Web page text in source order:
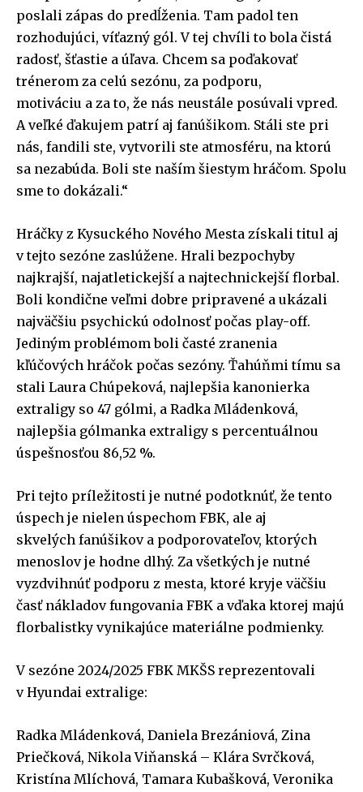
poslali zápas do predĺženia. Tam padol ten
rozhodujúci, víťazný gól. V tej chvíli to bola čistá
radosť, šťastie a úľava. Chcem sa poďakovať
trénerom za celú sezónu, za podporu,
motiváciu a za to, že nás neustále posúvali vpred.
A veľké ďakujem patrí aj fanúšikom. Stáli ste pri
nás, fandili ste, vytvorili ste atmosféru, na ktorú
sa nezabúda. Boli ste naším šiestym hráčom. Spolu
sme to dokázali.“
Hráčky z Kysuckého Nového Mesta získali titul aj
v tejto sezóne zaslúžene. Hrali bezpochyby
najkrajší, najatletickejší a najtechnickejší florbal.
Boli kondične veľmi dobre pripravené a ukázali
najväčšiu psychickú odolnosť počas play-off.
Jediným problémom boli časté zranenia
kľúčových hráčok počas sezóny. Ťahúňmi tímu sa
stali Laura Chúpeková, najlepšia kanonierka
extraligy so 47 gólmi, a Radka Mládenková,
najlepšia gólmanka extraligy s percentuálnou
úspešnosťou 86,52 %.
Pri tejto príležitosti je nutné podotknúť, že tento
úspech je nielen úspechom FBK, ale aj
skvelých fanúšikov a podporovateľov, ktorých
menoslov je hodne dlhý. Za všetkých je nutné
vyzdvihnúť podporu z mesta, ktoré kryje väčšiu
časť nákladov fungovania FBK a vďaka ktorej majú
florbalistky vynikajúce materiálne podmienky.
V sezóne 2024/2025 FBK MKŠS reprezentovali
v Hyundai extralige:
Radka Mládenková, Daniela Brezániová, Zina
Priečková, Nikola Viňanská – Klára Svrčková,
Kristína Mlíchová, Tamara Kubašková, Veronika